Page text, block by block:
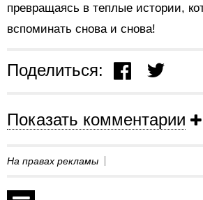
превращаясь в теплые истории,
вспоминать снова и снова!
Поделиться:
Показать комментарии
На правах рекламы